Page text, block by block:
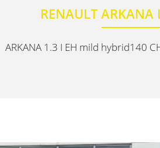
à
RENAULT ARKANA
ARKANA 1.3 I EH mild hybrid140